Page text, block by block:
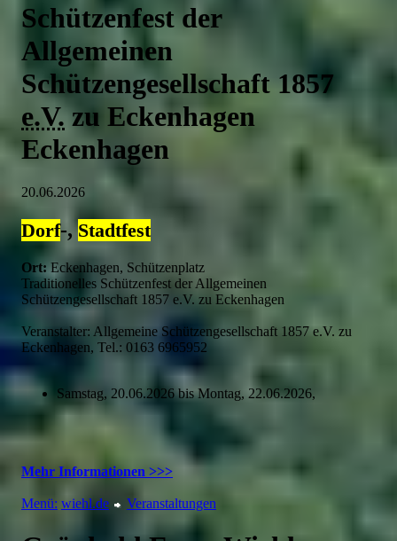
Schützenfest der
Allgemeinen
Schützengesellschaft 1857
e.V.zu Eckenhagen
Eckenhagen
20.06.2026
Dorf-,Stadtfest
Ort: Eckenhagen, Schützenplatz
Traditionelles Schützenfest der Allgemeinen
Schützengesellschaft 1857 e.V. zu Eckenhagen
Veranstalter: Allgemeine Schützengesellschaft 1857 e.V. zu
Eckenhagen, Tel.: 0163 6965952
Samstag, 20.06.2026 bis Montag, 22.06.2026,
Mehr Informationen >>>
Menü: wiehl.de Veranstaltungen